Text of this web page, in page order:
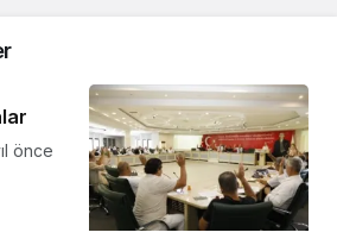
önce